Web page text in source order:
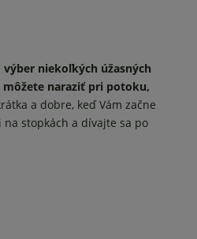
výber niekoľkých úžasných
naraziť pri potoku,
a dobre, keď Vám začne
stopkách a dívajte sa po